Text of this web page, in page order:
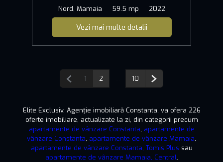
Nord, Mamaia
59.5 mp 2022
Vezi mai multe detalii
Pagina anterioară
1 2 ... 10 Pagina următoare
Elite Exclusiv, Agenție imobiliară Constanta, va ofera 226
oferte imobiliare, actualizate la zi, din categorii precum
apartamente de vânzare Constanta, apartamente de
vânzare Constanta, apartamente de vânzare Mamaia,
apartamente de vânzare Constanta, Tomis Plus sau
apartamente de vânzare Mamaia, Central.